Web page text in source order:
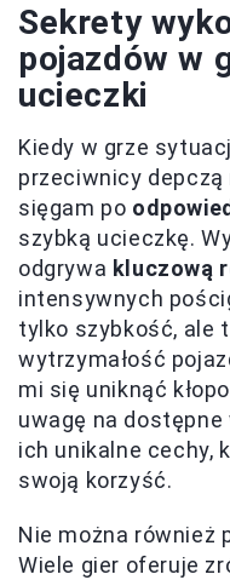
Sekrety
pojazdów w
ucieczki
Kiedy w grze
przeciwnicy
sięgam po
szybką ucieczkę.
odgrywa kluczową
intensywnych
tylko szybkość, ale
wytrzymałość
mi się uniknąć
uwagę na dostępne
ich unikalne cechy,
swoją korzyść.
Nie można również
Wiele gier oferuje